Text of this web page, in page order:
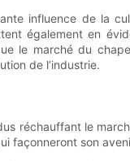
influence de la
également en
le marché du
de l’industrie.
réchauffant le
façonneront son